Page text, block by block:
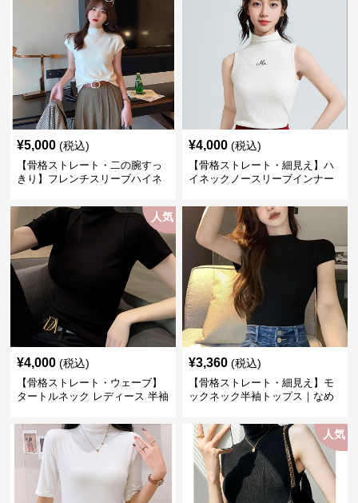
¥5,000 (税込)
【骨格ストレート・二の腕すっ
きり】フレンチスリーブハイネ
M〜2XL
¥4,000 (税込)
【骨格ストレート・細見え】ハ
イネックノースリーブインナー
ス M~L
人気
¥4,000 (税込)
【骨格ストレート・ウェーブ】
タートルネック レディース 半袖
プス S~2XL
¥3,360 (税込)
【骨格ストレート・細見え】モ
ックネック半袖トップス｜なめ
ー S〜XL 定番シリーズ
人気